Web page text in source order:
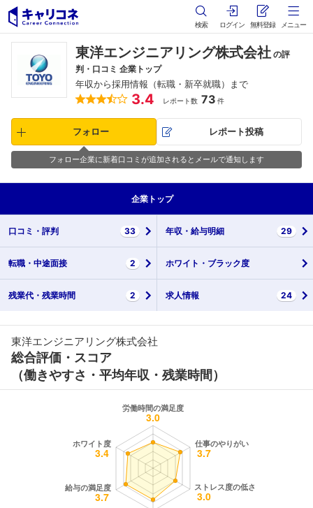
検索 ログイン 無料登録 メニュー
東洋エンジニアリング株式会社 の評
判・口コミ 企業トップ
年収から採用情報（転職・新卒就職）まで
3.4 レポート数 73 件
フォロー レポート投稿
フォロー企業に新着口コミが追加されるとメールで通知します
企業 トップ
口コミ・ 評判 33 年収・ 給与明細 29
転職・ 中途面接 2 ホワイト・ ブラック度
残業代・ 残業時間 2 求人情報 24
東洋エンジニアリング株式会社
総合評価・スコア
（働きやすさ・平均年収・残業時間）